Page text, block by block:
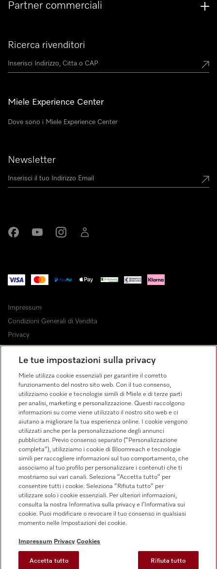
Ricerca rivenditori
Miele Experience Center
Dove sono i Miele Experience Center
Newsletter
Partner commerciali
Impressum
Condizioni Generali di Vendita
Privacy
Dichiarazione di Accessibilità
Modulo di recesso
Impostazioni dei cookie
Miele su Facebook
Miele su YoutubeMiele su Instagram
FINANZIAMENTO FINO A 50 MESI CON OPZIONE 10 E TASSO
Messaggio pubblicitario con finalità promozionale. Offerta di credito finalizzato
valida dal 08/01/2026 al 20/07/2026 da 10 a 50 mesi come da esempi
rappresentativi: Tasso Zero in 10 mesi per importi a partire da 199€. Es: Prezzo
del bene € 1.000, TAN fisso 0,00%, TAEG 0,00% in 10 rate da € 100. Spese
e costi accessori azzerati. Totale del credito e dovuto € 1000,00. Tasso
Agevolato in 30 mesi, per importi a partire da 240€. Es: Prezzo del bene €
1500, TAN fisso 4,99%, TAEG 5,10% in 30 rate da € 53,29; Spese e costi
Prezzo del bene € 2000, TAN fisso 9,55%, TAEG 9,98% in 50 rate da €
48,64; Spese e costi accessori azzerati. Totale del credito: € 2000, totale
dovuto dal Consumatore: € 2.432. Per tutte le condizioni economiche e
Le tue impostazioni sulla privacy
Miele utilizza cookie essenziali per garantire il corretto
funzionamento del nostro sito web. Con il tuo consenso,
utilizziamo cookie e tecnologie simili di Miele e di terze parti
per analisi, marketing e personalizzazione. Questi raccolgono
informazioni su come viene utilizzato il nostro sito web e ci
aiutano a migliorare la tua esperienza online. I cookie vengono
utilizzati anche per la personalizzazione degli annunci
pubblicitari. Previo consenso separato (“Personalizzazione
completa”), utilizziamo i cookie di Bloomreach e tecnologie
simili per raccogliere informazioni sul tuo comportamento, che
associamo al tuo profilo per personalizzare i contenuti che ti
mostriamo sui vari canali. Seleziona “Accetta tutto” per
consentire tutti i cookie. Seleziona “Rifiuta tutto” per
utilizzare solo i cookie essenziali. Per ulteriori informazioni,
consulta la nostra Informativa sulla privacy e l’Informativa sui
cookie. Puoi modificare o revocare il tuo consenso in qualsiasi
momento nelle Impostazioni dei cookie.
Impressum Privacy Cookies
Accetta tutto Rifiuta tutto